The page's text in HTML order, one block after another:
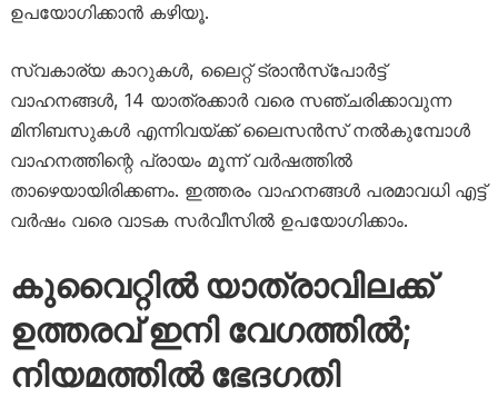
ഉപയോഗിക്കാൻ കഴിയൂ.
സ്വകാര്യ കാറുകൾ, ലൈറ്റ് ട്രാൻസ്പോർട്ട്
വാഹനങ്ങൾ, 14 യാത്രക്കാർ വരെ സഞ്ചരിക്കാവുന്ന
മിനിബസുകൾ എന്നിവയ്ക്ക് ലൈസൻസ് നൽകുമ്പോൾ
വാഹനത്തിന്റെ പ്രായം മൂന്ന് വർഷത്തിൽ
താഴെയായിരിക്കണം. ഇത്തരം വാഹനങ്ങൾ പരമാവധി എട്ട്
വർഷം വരെ വാടക സർവീസിൽ ഉപയോഗിക്കാം.
കുവൈറ്റിൽ യാത്രാവിലക്ക്
ഉത്തരവ് ഇനി വേഗത്തിൽ;
നിയമത്തിൽ ഭേദഗതി